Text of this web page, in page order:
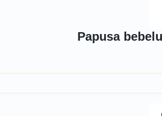
Papusa